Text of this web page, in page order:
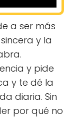
a ser más
y la
y pide
y te dé la
diaria. Sin
por qué no